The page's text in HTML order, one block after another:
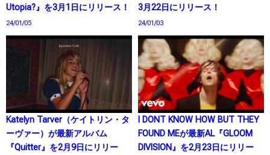
Utopia?』を3月1日にリリース！
24/01/05
3月22日にリリース！
24/01/03
Katelyn Tarver（ケイトリン・タ
ーヴァー）が最新アルバム
『Quitter』を2月9日にリリー
I DONT KNOW HOW BUT THEY
FOUND MEが最新AL『GLOOM
DIVISION』を2月23日にリリー